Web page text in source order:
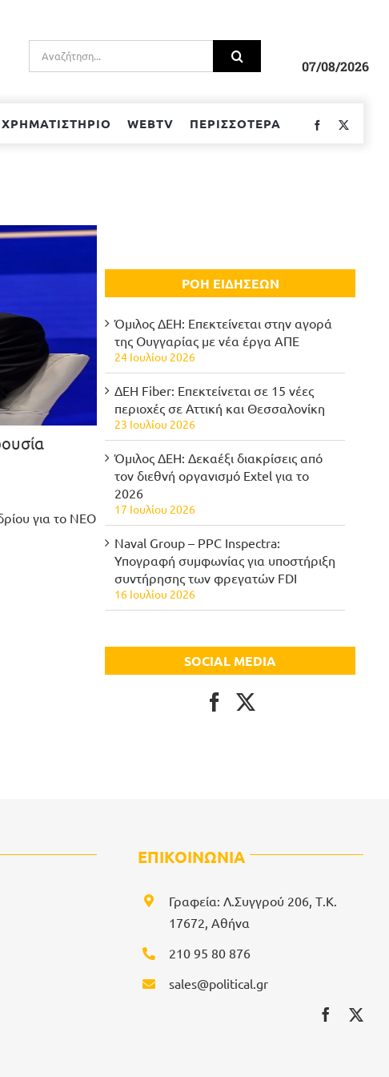
Αναζήτηση
για:
07/08/2026
ΧΡΗΜΑΤΙΣΤΗΡΙΟ WEBTV ΠΕΡΙΣΣΟΤΕΡΑ Facebook
για το ΝΕΟ
ΡΟΗ ΕΙΔΗΣΕΩΝ
Όμιλος ΔΕΗ: Επεκτείνεται στην αγορά
της Ουγγαρίας με νέα έργα ΑΠΕ
24 Ιουλίου 2026
ΔΕΗ Fiber: Επεκτείνεται σε 15 νέες
περιοχές σε Αττική και Θεσσαλονίκη
23 Ιουλίου 2026
Όμιλος ΔΕΗ: Δεκαέξι διακρίσεις από
τον διεθνή οργανισμό Extel για το
2026
17 Ιουλίου 2026
Naval Group – PPC Inspectra:
Υπογραφή συμφωνίας για υποστήριξη
συντήρησης των φρεγατών FDI
16 Ιουλίου 2026
SOCIAL MEDIA
ΕΠΙΚΟΙΝΩΝΙΑ
Γραφεία: Λ.Συγγρού 206, Τ.Κ.
17672, Αθήνα
210 95 80 876
sales@political.gr